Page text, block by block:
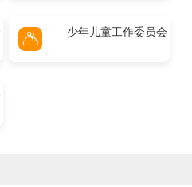
少年儿童工作委员会